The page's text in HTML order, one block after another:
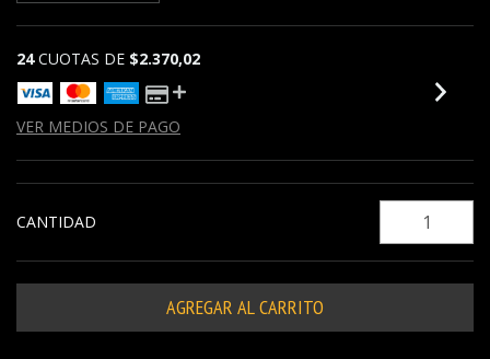
24 CUOTAS DE $2.370,02
VER MEDIOS DE PAGO
CANTIDAD